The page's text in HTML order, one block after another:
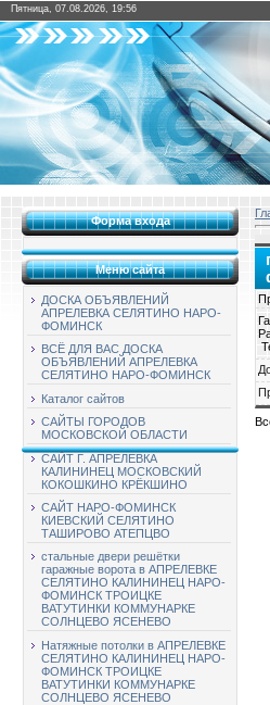
Пятница, 07.08.2026, 19:56
Форма входа
Меню сайта
ДОСКА ОБЪЯВЛЕНИЙ
АПРЕЛЕВКА СЕЛЯТИНО НАРО-
ФОМИНСК
ВСЁ ДЛЯ ВАС ДОСКА
ОБЪЯВЛЕНИЙ АПРЕЛЕВКА
СЕЛЯТИНО НАРО-ФОМИНСК
Каталог сайтов
САЙТЫ ГОРОДОВ
МОСКОВСКОЙ ОБЛАСТИ
САЙТ Г. АПРЕЛЕВКА
КАЛИНИНЕЦ МОСКОВСКИЙ
КОКОШКИНО КРЁКШИНО
САЙТ НАРО-ФОМИНСК
КИЕВСКИЙ СЕЛЯТИНО
ТАШИРОВО АТЕПЦВО
стальные двери решётки
гаражные ворота в АПРЕЛЕВКЕ
СЕЛЯТИНО КАЛИНИНЕЦ НАРО-
ФОМИНСК ТРОИЦКЕ
ВАТУТИНКИ КОММУНАРКЕ
СОЛНЦЕВО ЯСЕНЕВО
Натяжные потолки в АПРЕЛЕВКЕ
СЕЛЯТИНО КАЛИНИНЕЦ НАРО-
ФОМИНСК ТРОИЦКЕ
ВАТУТИНКИ КОММУНАРКЕ
СОЛНЦЕВО ЯСЕНЕВО